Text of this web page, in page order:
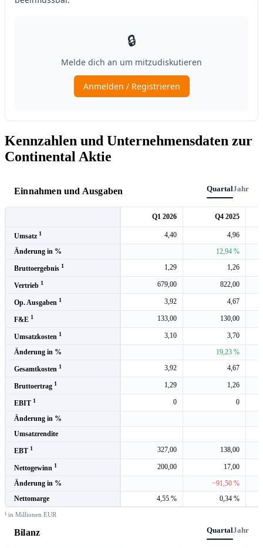
Kennzahlen und Unternehmensdaten zur
Continental Aktie
Einnahmen und Ausgaben QuartalJahr
Q1 2026 Q4 2025
Umsatz 1 4,40
4,96
Änderung in %
12,94 %
Bruttoergebnis 1 1,29 1,26
Vertrieb 1 679,00 822,00
Op. Ausgaben 1 3,92 4,67
F&E 1 133,00 130,00
Umsatzkosten 1 3,10
3,70
Änderung in %
19,23 %
Gesamtkosten 1 3,92 4,67
Bruttoertrag 1 1,29 1,26
EBIT 1 0
0
Änderung in %
Umsatzrendite
EBT 1 327,00 138,00
Nettogewinn 1 200,00
17,00
Änderung in %
−91,50 %
Nettomarge
4,55 % 0,34 %
¹ in Millionen EUR
Bilanz QuartalJahr